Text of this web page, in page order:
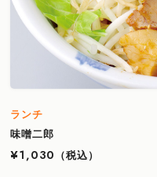
ランチ
味噌二郎
¥1,030
（税込）